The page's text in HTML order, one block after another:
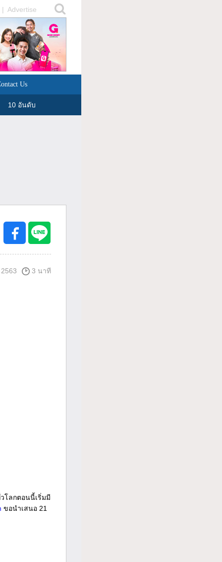
| Advertise
Us
10 อันดับ
3 นาที
โลกตอนนี้เริ่มมี
ขอนำเสนอ 21